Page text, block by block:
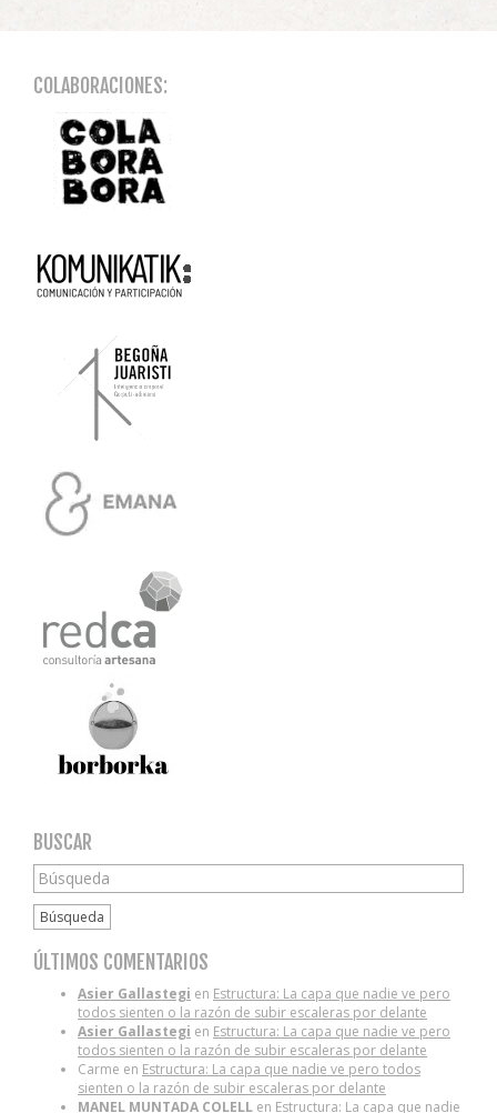
COLABORACIONES:
BUSCAR
Búsqueda
ÚLTIMOS COMENTARIOS
Asier Gallastegi en Estructura: La capa que nadie ve pero
todos sienten o la razón de subir escaleras por delante
Asier Gallastegi en Estructura: La capa que nadie ve pero
todos sienten o la razón de subir escaleras por delante
Carme en Estructura: La capa que nadie ve pero todos
sienten o la razón de subir escaleras por delante
MANEL MUNTADA COLELL en Estructura: La capa que nadie